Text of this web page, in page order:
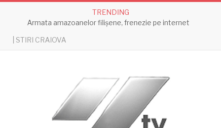
TRENDING
Armata amazoanelor filișene, frenezie pe internet
| STIRI CRAIOVA